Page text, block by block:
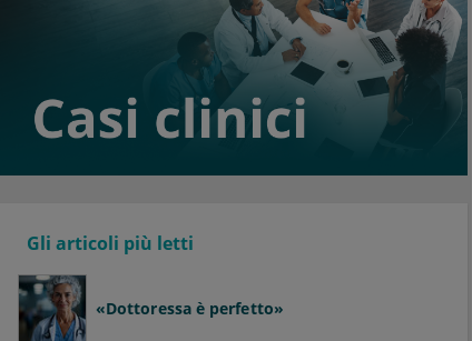
Gli articoli più letti
«Dottoressa è perfetto»